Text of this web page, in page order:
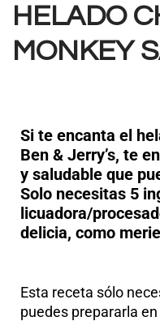
HELADO
MONKEY
Si te encanta el
Ben & Jerry’s, te
y saludable que
Solo necesitas 5
licuadora/
delicia, como
Esta receta sólo
puedes prepararla